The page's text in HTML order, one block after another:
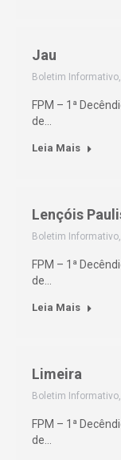
Jau
Boletim Informativo,
FPM – 1ª
de…
Leia Mais
Lençóis
Boletim Informativo,
FPM – 1ª
de…
Leia Mais
Limeira
Boletim Informativo,
FPM – 1ª
de…